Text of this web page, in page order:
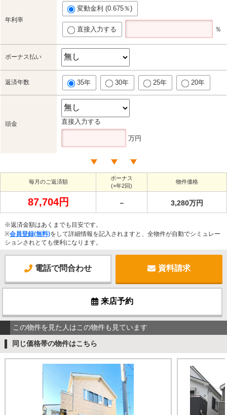
年利率
変動金利 (0.675％)
直接入力する ％
ボーナス払い
返済年数 35年 30年 25年 20年
頭金 直接入力する
万円
毎月のご返済額
ボーナス
(×年2回)
物件価格
87,704円 － 3,280万円
※返済金額はあくまでも目安です。
※会員登録(無料)をして詳細情報を記入されますと、全物件が自動でシミュレー
ションされとても便利になります。
電話で問合わせ 資料請求
来店予約
この物件を見た人はこの物件も見ています
同じ価格帯の物件はこちら